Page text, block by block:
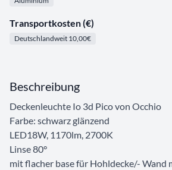
Transportkosten (€)
Deutschlandweit 10,00€
Beschreibung
Deckenleuchte Io 3d Pico von Occhio
Farbe: schwarz glänzend
LED18W, 1170lm, 2700K
Linse 80°
mit flacher base für Hohldecke/- Wand